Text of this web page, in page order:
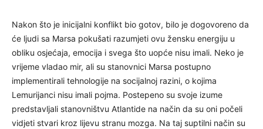
Nakon što je inicijalni konflikt bio gotov, bilo je dogovoreno da
će ljudi sa Marsa pokušati razumjeti ovu žensku energiju u
obliku osjećaja, emocija i svega što uopće nisu imali. Neko je
vrijeme vladao mir, ali su stanovnici Marsa postupno
implementirali tehnologije na socijalnoj razini, o kojima
Lemurijanci nisu imali pojma. Postepeno su svoje izume
predstavljali stanovništvu Atlantide na način da su oni počeli
vidjeti stvari kroz lijevu stranu mozga. Na taj suptilni način su